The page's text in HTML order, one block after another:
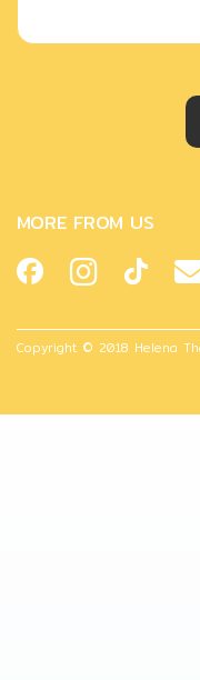
MORE FROM US
Copyright © 2018 Helena